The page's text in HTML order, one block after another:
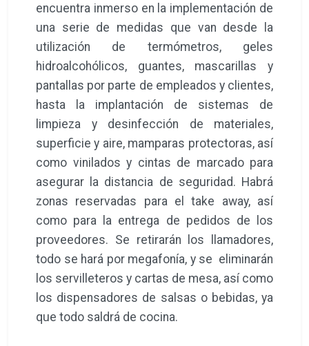
encuentra inmerso en la implementación de
una serie de medidas que van desde la
utilización de termómetros, geles
hidroalcohólicos, guantes, mascarillas y
pantallas por parte de empleados y clientes,
hasta la implantación de sistemas de
limpieza y desinfección de materiales,
superficie y aire, mamparas protectoras, así
como vinilados y cintas de marcado para
asegurar la distancia de seguridad. Habrá
zonas reservadas para el take away, así
como para la entrega de pedidos de los
proveedores. Se retirarán los llamadores,
todo se hará por megafonía, y se eliminarán
los servilleteros y cartas de mesa, así como
los dispensadores de salsas o bebidas, ya
que todo saldrá de cocina.